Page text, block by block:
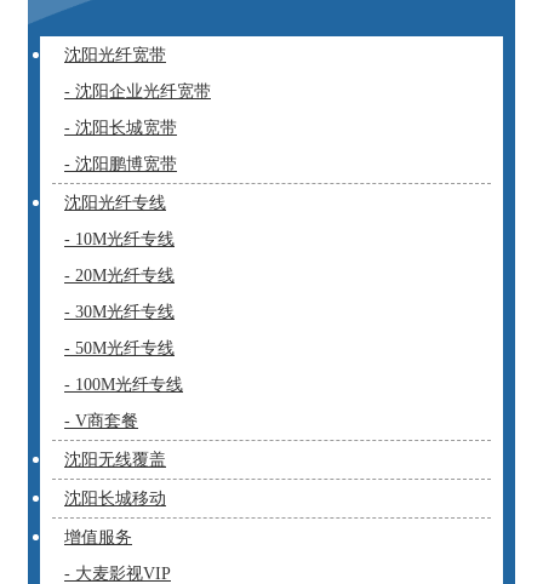
沈阳光纤宽带
- 沈阳企业光纤宽带
- 沈阳长城宽带
- 沈阳鹏博宽带
沈阳光纤专线
- 10M光纤专线
- 20M光纤专线
- 30M光纤专线
- 50M光纤专线
- 100M光纤专线
- V商套餐
沈阳无线覆盖
沈阳长城移动
增值服务
- 大麦影视VIP